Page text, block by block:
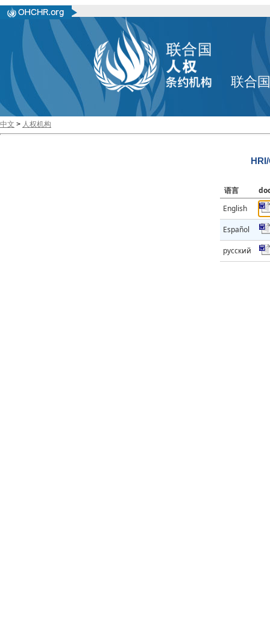
联合
中文 > 人权机构
语言
English
Español
русский